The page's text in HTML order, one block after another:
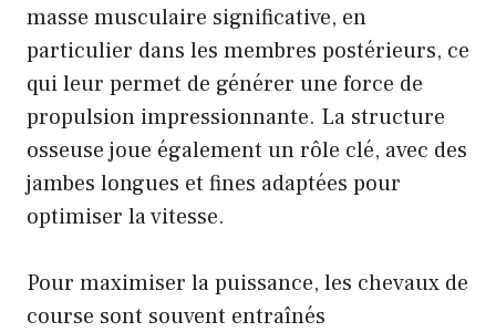
masse musculaire significative, en
particulier dans les membres postérieurs, ce
qui leur permet de générer une force de
propulsion impressionnante. La structure
osseuse joue également un rôle clé, avec des
jambes longues et fines adaptées pour
optimiser la vitesse.
Pour maximiser la puissance, les chevaux de
course sont souvent entraînés